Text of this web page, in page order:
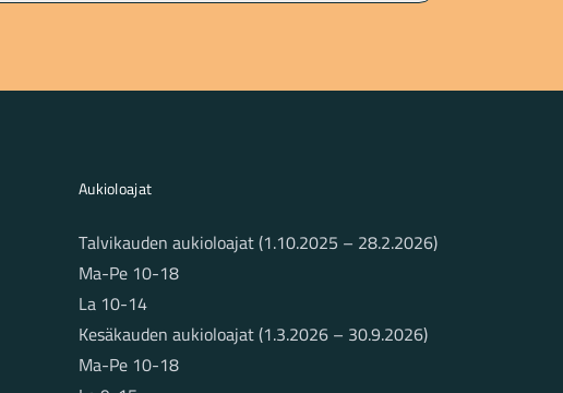
Aukioloajat
Talvikauden aukioloajat (1.10.2025 – 28.2.2026)
Ma-Pe 10-18
La 10-14
Kesäkauden aukioloajat (1.3.2026 – 30.9.2026)
Ma-Pe 10-18